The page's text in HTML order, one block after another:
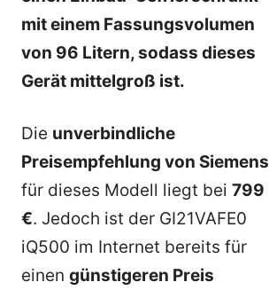
mit einem Fassungsvolumen
von 96 Litern, sodass dieses
Gerät mittelgroß ist.
Die unverbindliche
Preisempfehlung von Siemens
für dieses Modell liegt bei 799
€. Jedoch ist der GI21VAFE0
iQ500 im Internet bereits für
einen günstigeren Preis